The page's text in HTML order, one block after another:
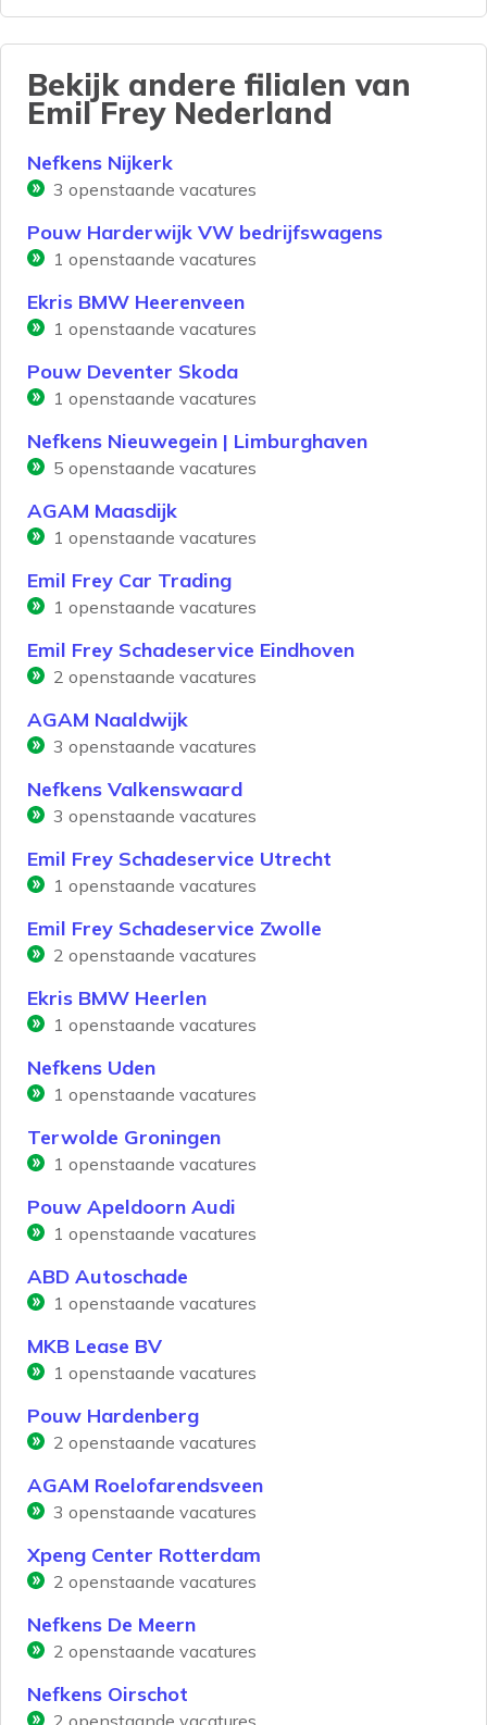
Bekijk andere filialen van
Emil Frey Nederland
Nefkens Nijkerk
3 openstaande vacatures
Pouw Harderwijk VW bedrijfswagens
1 openstaande vacatures
Ekris BMW Heerenveen
1 openstaande vacatures
Pouw Deventer Skoda
1 openstaande vacatures
Nefkens Nieuwegein | Limburghaven
5 openstaande vacatures
AGAM Maasdijk
1 openstaande vacatures
Emil Frey Car Trading
1 openstaande vacatures
Emil Frey Schadeservice Eindhoven
2 openstaande vacatures
AGAM Naaldwijk
3 openstaande vacatures
Nefkens Valkenswaard
3 openstaande vacatures
Emil Frey Schadeservice Utrecht
1 openstaande vacatures
Emil Frey Schadeservice Zwolle
2 openstaande vacatures
Ekris BMW Heerlen
1 openstaande vacatures
Nefkens Uden
1 openstaande vacatures
Terwolde Groningen
1 openstaande vacatures
Pouw Apeldoorn Audi
1 openstaande vacatures
ABD Autoschade
1 openstaande vacatures
MKB Lease BV
1 openstaande vacatures
Pouw Hardenberg
2 openstaande vacatures
AGAM Roelofarendsveen
3 openstaande vacatures
Xpeng Center Rotterdam
2 openstaande vacatures
Nefkens De Meern
2 openstaande vacatures
Nefkens Oirschot